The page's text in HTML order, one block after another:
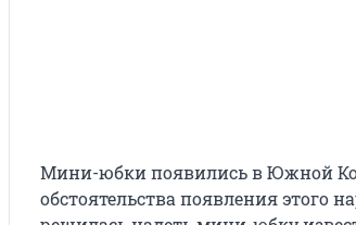
Мини-юбки появились в Южной
обстоятельства появления этого